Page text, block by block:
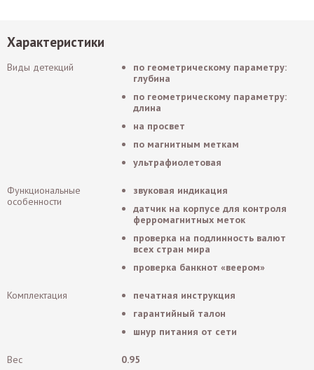
Характеристики
Виды детекций
по геометрическому параметру:
глубина
по геометрическому параметру:
длина
на просвет
по магнитным меткам
ультрафиолетовая
Функциональные
особенности
звуковая индикация
датчик на корпусе для контроля
ферромагнитных меток
проверка на подлинность валют
всех стран мира
проверка банкнот «веером»
Комплектация
печатная инструкция
гарантийный талон
шнур питания от сети
Вес 0.95